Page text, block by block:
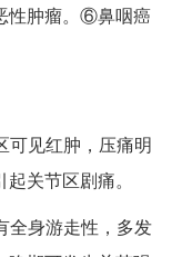
性肿瘤。⑥鼻咽癌
可见红肿，压痛明
关节区剧痛。
全身游走性，多发